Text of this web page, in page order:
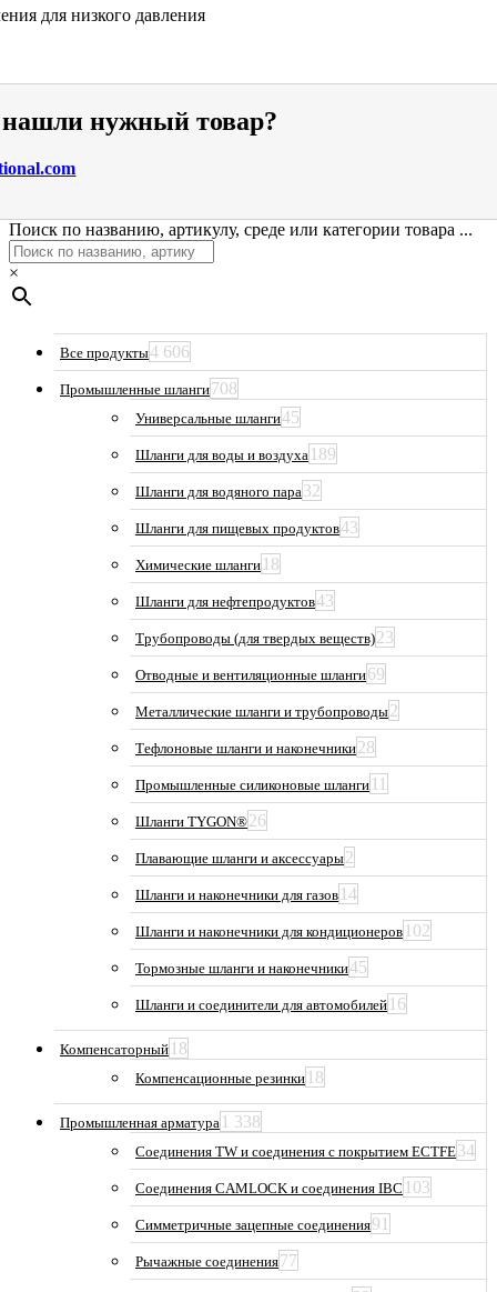
для низкого давления
нужный товар?
Поиск по названию, артикулу, среде или категории товара ...
×
Все продукты4 606
Промышленные шланги708
Универсальные шланги45
Шланги для воды и воздуха 189
Шланги для водяного пара32
Шланги для пищевых продуктов43
Химические шланги 18
Шланги для нефтепродуктов43
Трубопроводы (для твердых веществ)23
Отводные и вентиляционные шланги69
Металлические шланги и трубопроводы2
Тефлоновые шланги и наконечники28
Промышленные силиконовые шланги 11
Шланги TYGON®26
Плавающие шланги и аксессуары2
Шланги и наконечники для газов 14
Шланги и наконечники для кондиционеров 102
Тормозные шланги и наконечники45
Шланги и соединители для автомобилей 16
Компенсаторный 18
Компенсационные резинки 18
Промышленная арматура 1 338
Соединения TW и соединения с покрытием ECTFE34
Соединения CAMLOCK и соединения IBC 103
Симметричные зацепные соединения91
Рычажные соединения77